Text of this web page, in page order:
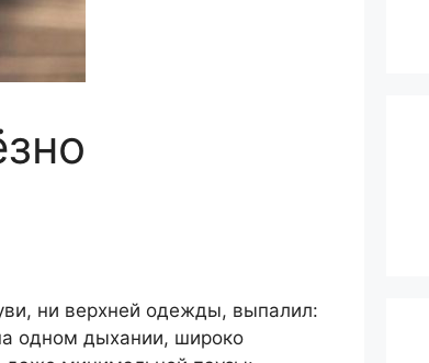
ни верхней одежды, выпалил:
одном дыхании, широко